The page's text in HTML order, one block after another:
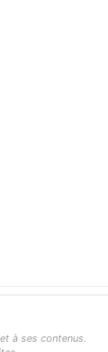
à ses contenus.